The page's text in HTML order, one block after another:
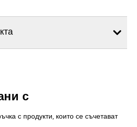
с
с продукти, които се съчетават